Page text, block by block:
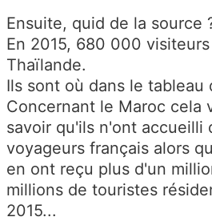
Ensuite, quid de la source
En 2015, 680 000
Thaïlande.
Ils sont où dans le tableau
Concernant le Maroc cela
savoir qu'ils n'ont accueilli
voyageurs français alors
en ont reçu plus d'un
millions de touristes
2015...